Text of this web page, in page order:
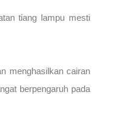
tiang lampu mesti
menghasilkan cairan
berpengaruh pada